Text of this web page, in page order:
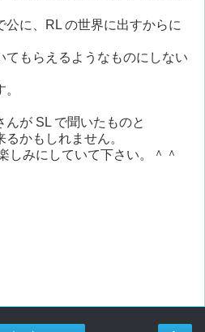
に、RL の世界に出すからに
てもらえるようなものにしない
が SL で聞いたものと
かもしれません。
しみにしていて下さい。＾＾